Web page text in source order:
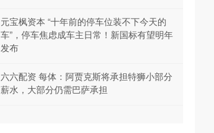
元宝枫资本 “十年前的停车位装不下今天的
车”，停车焦虑成车主日常！新国标有望明年
发布
六六配资 每体：阿贾克斯将承担特狮小部分
薪水，大部分仍需巴萨承担